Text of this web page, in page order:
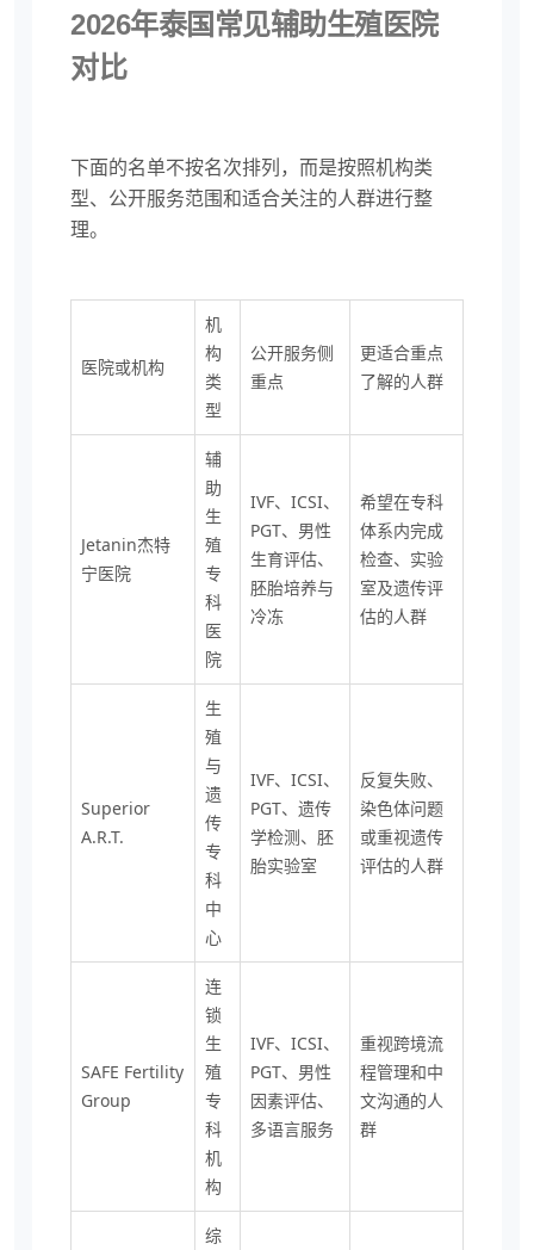
2026年泰国常见辅助生殖医院
对比
下面的名单不按名次排列，而是按照机构类
型、公开服务范围和适合关注的人群进行整
理。
医院或机构
机
构
类
型
公开服务侧
重点
更适合重点
了解的人群
Jetanin杰特
宁医院
辅
助
生
殖
专
科
医
院
IVF、ICSI、
PGT、男性
生育评估、
胚胎培养与
冷冻
希望在专科
体系内完成
检查、实验
室及遗传评
估的人群
Superior
A.R.T.
生
殖
与
遗
传
专
科
中
心
IVF、ICSI、
PGT、遗传
学检测、胚
胎实验室
反复失败、
染色体问题
或重视遗传
评估的人群
SAFE Fertility
Group
连
锁
生
殖
专
科
机
构
IVF、ICSI、
PGT、男性
因素评估、
多语言服务
重视跨境流
程管理和中
文沟通的人
群
综